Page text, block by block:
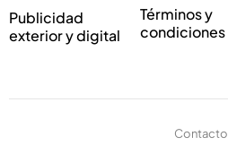
Publicidad
exterior y digital
Términos y
condiciones
Contacto